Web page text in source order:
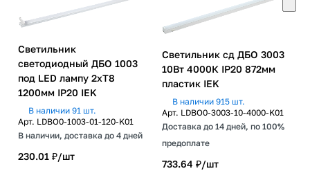
Светильник
светодиодный ДБО 1003
под LED лампу 2хТ8
1200мм IP20 IEK
В наличии 91 шт.
Арт. LDBO0-1003-01-120-K01
В наличии, доставка до 4 дней
230.01 ₽/шт
Светильник сд ДБО 3003
10Вт 4000К IP20 872мм
пластик IEK
В наличии 915 шт.
Арт. LDBO0-3003-10-4000-K01
Доставка до 14 дней, по 100%
предоплате
733.64 ₽/шт